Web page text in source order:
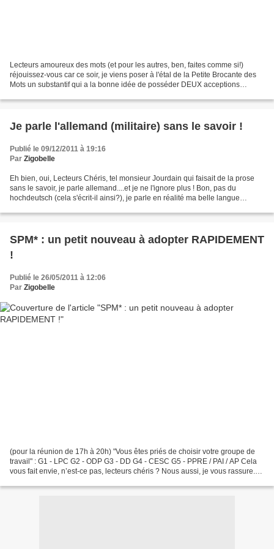
Lecteurs amoureux des mots (et pour les autres, ben, faites comme si!)
réjouissez-vous car ce soir, je viens poser à l'étal de la Petite Brocante des
Mots un substantif qui a la bonne idée de posséder DEUX acceptions
Je parle l'allemand (militaire) sans le savoir !
Publié le 09/12/2011 à 19:16
Par Zigobelle
Eh bien, oui, Lecteurs Chéris, tel monsieur Jourdain qui faisait de la prose
sans le savoir, je parle allemand....et je ne l'ignore plus ! Bon, pas du
hochdeutsch (cela s'écrit-il ainsi?), je parle en réalité ma belle langue
SPM* : un petit nouveau à adopter RAPIDEMENT
!
Publié le 26/05/2011 à 12:06
Par Zigobelle
(pour la réunion de 17h à 20h) "Vous êtes priés de choisir votre groupe de
travail" : G1 - LPC G2 - ODP G3 - DD G4 - CESC G5 - PPRE / PAI / AP Cela
vous fait envie, n’est-ce pas, lecteurs chéris ? Nous aussi, je vous rassure.